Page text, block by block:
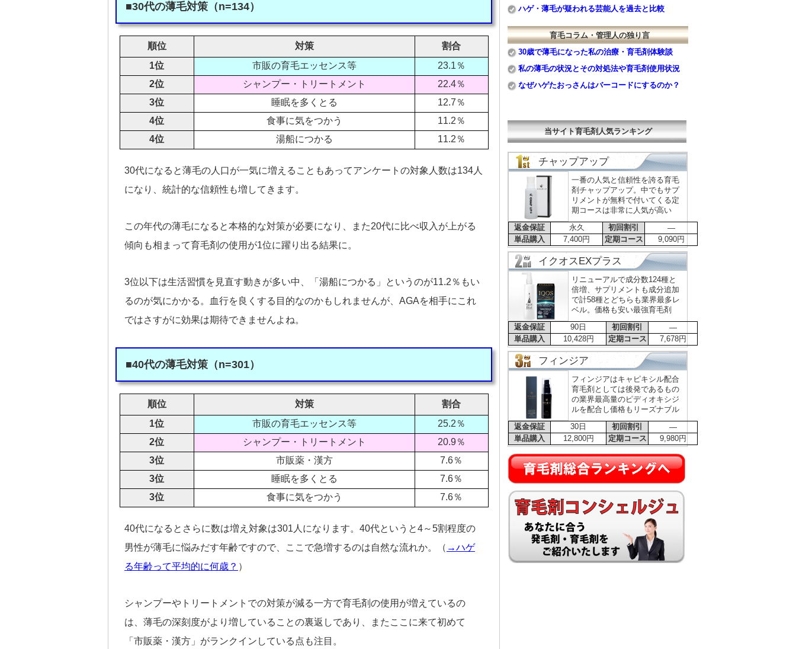
■30代の薄毛対策（n=134）
順位 対策
割合
1位
市販の育毛エッセンス等
23.1％
2位
シャンプー・トリートメント
22.4％
3位
睡眠を多くとる
12.7％
4位
食事に気をつかう
11.2％
4位
湯船につかる 11.2％
30代になると薄毛の人口が一気に増えることもあってアンケートの対象人数は134人
になり、統計的な信頼性も増してきます。
この年代の薄毛になると本格的な対策が必要になり、また20代に比べ収入が上がる
傾向も相まって育毛剤の使用が1位に躍り出る結果に。
3位以下は生活習慣を見直す動きが多い中、「湯船につかる」というのが11.2％もい
るのが気にかかる。血行を良くする目的なのかもしれませんが、AGAを相手にこれ
ではさすがに効果は期待できませんよね。
■40代の薄毛対策（n=301）
順位 対策
割合
1位
市販の育毛エッセンス等
25.2％
2位
シャンプー・トリートメント
20.9％
3位
市販薬・漢方
7.6％
3位
睡眠を多くとる
7.6％
3位
食事に気をつかう 7.6％
40代になるとさらに数は増え対象は301人になります。40代というと4～5割程度の
男性が薄毛に悩みだす年齢ですので、ここで急増するのは自然な流れか。（ →ハゲ
る年齢って平均的に何歳？ ）
シャンプーやトリートメントでの対策が減る一方で育毛剤の使用が増えているの
は、薄毛の深刻度がより増していることの裏返しであり、またここに来て初めて
「市販薬・漢方」がランクインしている点も注目。
ハゲ・薄毛が疑われる芸能人を過去と比較
育毛コラム・管理人の独り言
30歳で薄毛になった私の治療・育毛剤体験談
私の薄毛の状況とその対処法や育毛剤使用状況
なぜハゲたおっさんはバーコードにするのか？
当サイト育毛剤人気ランキング
チャップアップ
一番の人気と信頼性を誇る育毛
剤チャップアップ。中でもサプ
リメントが無料で付いてくる定
期コースは非常に人気が高い
返金保証
永久 初回割引
―
単品購入
7,400円 定期コース 9,090円
イクオスEXプラス
リニューアルで成分数124種と
倍増、サプリメントも成分追加
で計58種とどちらも業界最多レ
ベル。価格も安い最強育毛剤
返金保証
90日 初回割引
―
単品購入
10,428円 定期コース 7,678円
フィンジア
フィンジアはキャピキシル配合
育毛剤としては後発であるもの
の業界最高量のピディオキシジ
ルを配合し価格もリーズナブル
返金保証
30日 初回割引
―
単品購入
12,800円 定期コース 9,980円